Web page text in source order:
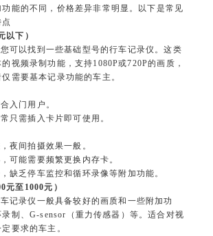
能的不同，价格差异非常明显。以下是常见
以下）
可以找到一些基础型号的行车记录仪。这类
视频录制功能，支持1080P或720P的画质，
需要基本记录功能的车主。
入门用户。
只需插入卡片即可使用。
夜间拍摄效果一般。
可能需要频繁更换内存卡。
缺乏停车监控和循环录像等附加功能。
元至1000元）
记录仪一般具备较好的画质和一些附加功
制、G-sensor（重力传感器）等。适合对视
要求的车主。